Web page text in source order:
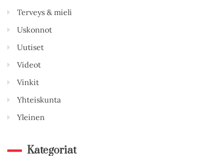
Terveys & mieli
Uskonnot
Uutiset
Videot
Vinkit
Yhteiskunta
Yleinen
Kategoriat